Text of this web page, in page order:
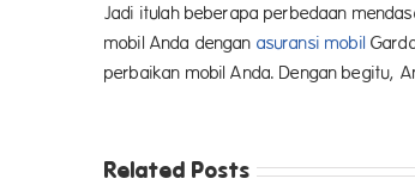
Jadi itulah beberapa perbedaan
mobil Anda dengan asuransi mobil
perbaikan mobil Anda. Dengan begitu,
Related Posts